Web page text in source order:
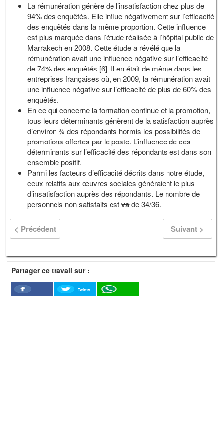
La rémunération génère de l’insatisfaction chez plus de
94% des enquêtés. Elle influe négativement sur l’efficacité
des enquêtés dans la même proportion. Cette influence
est plus marquée dans l’étude réalisée à l’hôpital public de
Marrakech en 2008. Cette étude a révélé que la
rémunération avait une influence négative sur l’efficacité
de 74% des enquêtés [6]. Il en était de même dans les
entreprises françaises où, en 2009, la rémunération avait
une influence négative sur l’efficacité de plus de 60% des
enquêtés.
En ce qui concerne la formation continue et la promotion,
tous leurs déterminants génèrent de la satisfaction auprès
d’environ ¾ des répondants hormis les possibilités de
promotions offertes par le poste. L’influence de ces
déterminants sur l’efficacité des répondants est dans son
ensemble positif.
Parmi les facteurs d’efficacité décrits dans notre étude,
ceux relatifs aux œuvres sociales généraient le plus
d’insatisfaction auprès des répondants. Le nombre de
personnels non satisfaits estvade 34/36.
< Précédent Suivant >
Partager ce travail sur :
Twitter